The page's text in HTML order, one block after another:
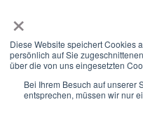
×
Diese Website speichert Cookies
persönlich auf Sie
über die von uns eingesetzten
Bei Ihrem Besuch auf unserer
entsprechen, müssen wir nur